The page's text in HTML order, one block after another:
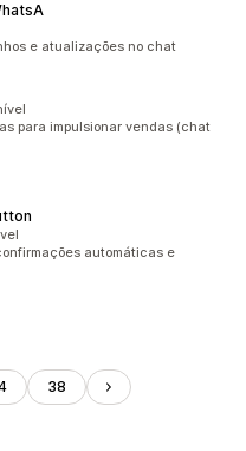
e atualizações no chat
para impulsionar vendas (chat
automáticas e
38